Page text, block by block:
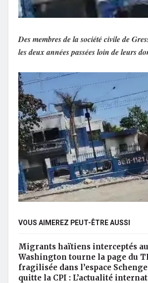
Des membres de la société civile de
les deux années passées loin de leurs
VOUS AIMEREZ PEUT-ÊTRE AUSSI
Migrants haïtiens interceptés
Washington tourne la page du
fragilisée dans l’espace
quitte la CPI : L’actualité